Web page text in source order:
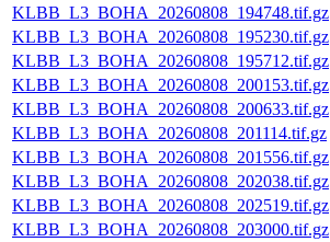
KLBB_L3_BOHA_20260808_194748.tif.gz
KLBB_L3_BOHA_20260808_195230.tif.gz
KLBB_L3_BOHA_20260808_195712.tif.gz
KLBB_L3_BOHA_20260808_200153.tif.gz
KLBB_L3_BOHA_20260808_200633.tif.gz
KLBB_L3_BOHA_20260808_201114.tif.gz
KLBB_L3_BOHA_20260808_201556.tif.gz
KLBB_L3_BOHA_20260808_202038.tif.gz
KLBB_L3_BOHA_20260808_202519.tif.gz
KLBB_L3_BOHA_20260808_203000.tif.gz